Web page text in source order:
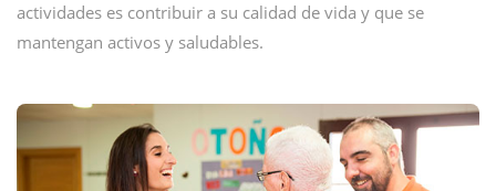
actividades es contribuir a su calidad de vida y que se
mantengan activos y saludables.